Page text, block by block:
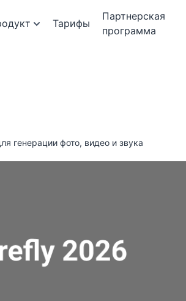
Тарифы
Партнерская
программа
генерации фото, видео и звука